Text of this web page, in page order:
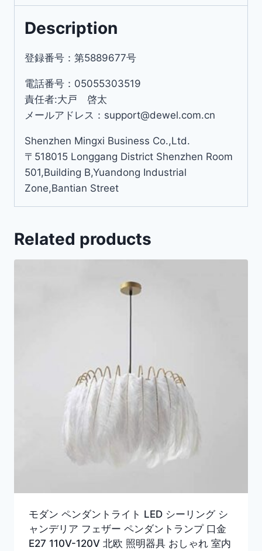
Description
登録番号：第5889677号
電話番号：05055303519
責任者:大戸 啓太
メールアドレス：support@dewel.com.cn
Shenzhen Mingxi Business Co.,Ltd.
〒518015 Longgang District Shenzhen Room
501,Building B,Yuandong Industrial
Zone,Bantian Street
Related products
モダン ペンダントライト LED シーリング シ
ャンデリア フェザー ペンダントランプ 口金
E27 110V-120V 北欧 照明器具 おしゃれ 室内